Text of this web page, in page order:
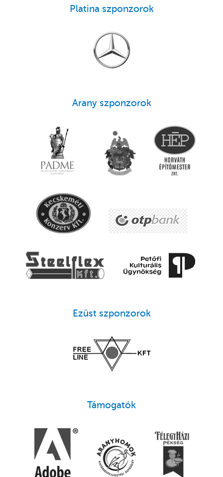
Platina szponzorok
Arany szponzorok
Ezüst szponzorok
Támogatók